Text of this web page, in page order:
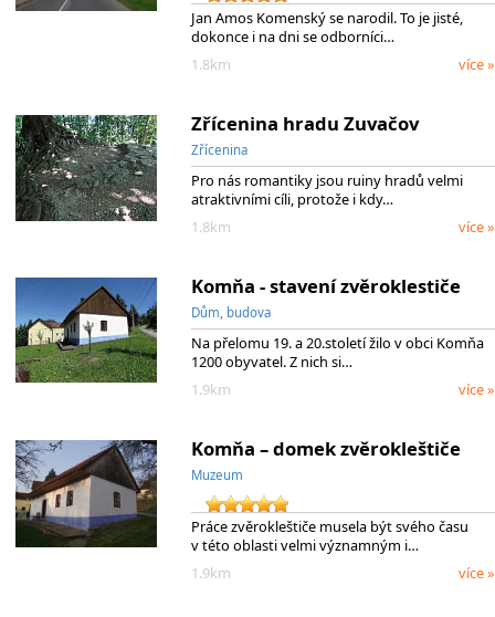
Jan Amos Komenský se narodil. To je jisté,
dokonce i na dni se odborníci…
1.8km
více »
Zřícenina hradu Zuvačov
Zřícenina
Pro nás romantiky jsou ruiny hradů velmi
atraktivními cíli, protože i kdy…
1.8km
více »
Komňa - stavení zvěroklestiče
Dům, budova
Na přelomu 19. a 20.století žilo v obci Komňa
1200 obyvatel. Z nich si…
1.9km
více »
Komňa – domek zvěrokleštiče
Muzeum
Práce zvěrokleštiče musela být svého času
v této oblasti velmi významným i…
1.9km
více »